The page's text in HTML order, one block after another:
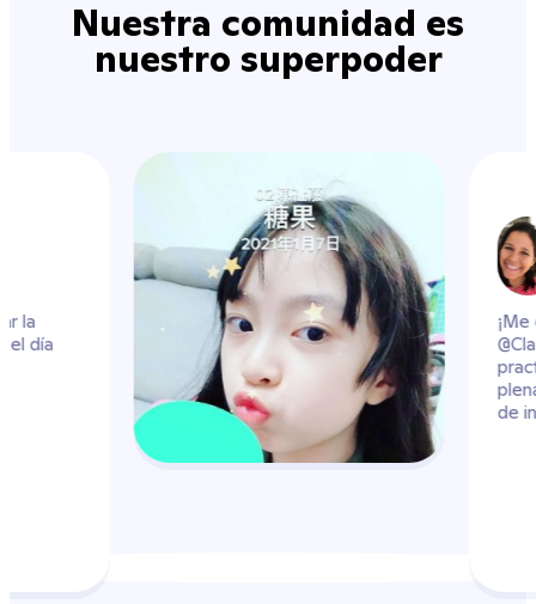
Nuestra comunidad es
nuestro superpoder
para practicar la
de iniciar el día